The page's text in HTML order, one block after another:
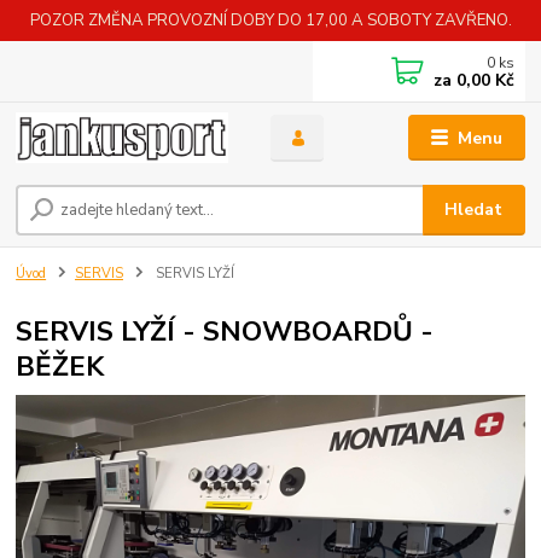
POZOR ZMĚNA PROVOZNÍ DOBY DO 17,00 A SOBOTY ZAVŘENO.
Menu
Hledat
0 ks
za 0,00 Kč
Úvod SERVIS SERVIS LYŽÍ
SERVIS LYŽÍ - SNOWBOARDŮ -
BĚŽEK